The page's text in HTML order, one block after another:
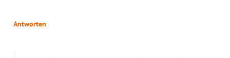
Antworten